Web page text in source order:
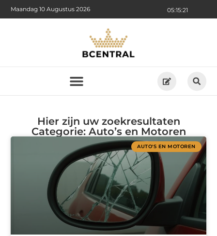
05:15:23
Maandag 10 Augustus 2026
Hier zijn uw zoekresultaten
Categorie: Auto’s en Motoren
AUTO'S EN MOTOREN